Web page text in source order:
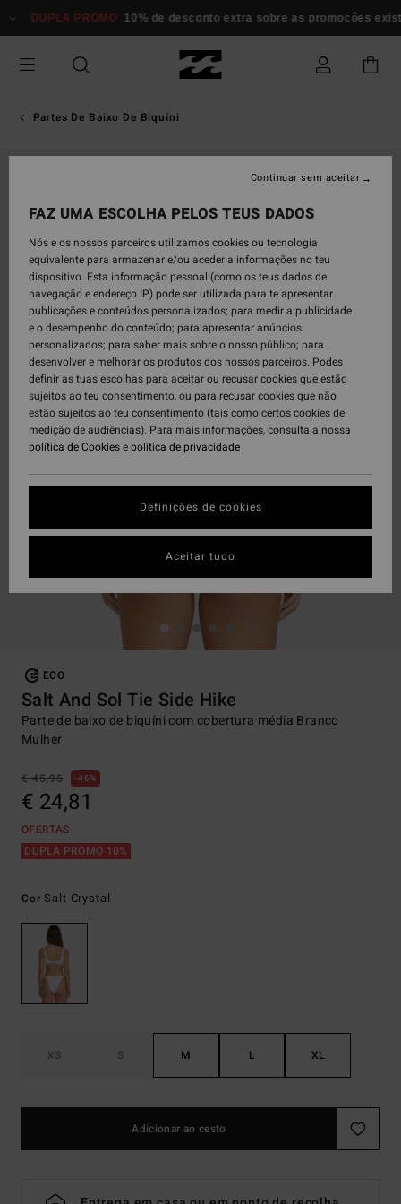
para
informação
DUPLA PROMO 10% de desconto extra sobre as promocôes
Partes De Baixo De Biquíni
ECO
Salt And Sol Tie Side Hike
Parte de baixo de biquíni com cobertura média Branco
Mulher
€ 45,95 46%
€ 24,81
OFERTAS
DUPLA PROMO 10%
Cor Salt Crystal
XS S M L XL
Adicionar ao cesto
FAZ UMA ESCOLHA PELOS TEUS DADOS
Nós e os nossos parceiros utilizamos cookies ou tecnologia
equivalente para armazenar e/ou aceder a informações no teu
dispositivo. Esta informação pessoal (como os teus dados de
navegação e endereço IP) pode ser utilizada para te apresentar
publicações e conteúdos personalizados; para medir a publicidade
e o desempenho do conteúdo; para apresentar anúncios
personalizados; para saber mais sobre o nosso público; para
desenvolver e melhorar os produtos dos nossos parceiros. Podes
definir as tuas escolhas para aceitar ou recusar cookies que estão
sujeitos ao teu consentimento, ou para recusar cookies que não
estão sujeitos ao teu consentimento (tais como certos cookies de
medição de audiências). Para mais informações, consulta a nossa
política de Cookiesepolítica de privacidade
Definições de cookies
Continuar sem aceitar
Aceitar tudo